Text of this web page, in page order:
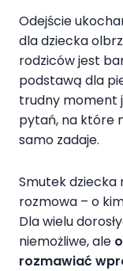
Odejście
dla dziecka
rodziców jest
podstawą dla
trudny moment
pytań, na które
samo zadaje.
Smutek dziecka
rozmowa – o
Dla wielu
niemożliwe, ale
rozmawiać